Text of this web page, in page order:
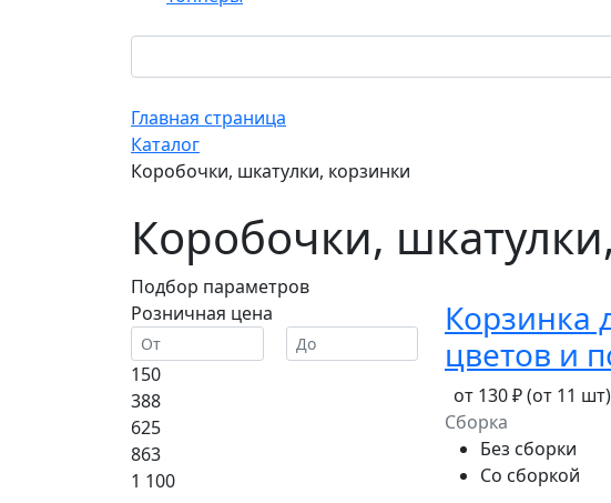
Главная страница
Каталог
Коробочки, шкатулки, корзинки
Коробочки,
Подбор параметров
Розничная цена
150
388
625
863
1 100
Корзинка
цветов и
от 130 ₽(от 11 шт)
Сборка
Без сборки
Со сборкой